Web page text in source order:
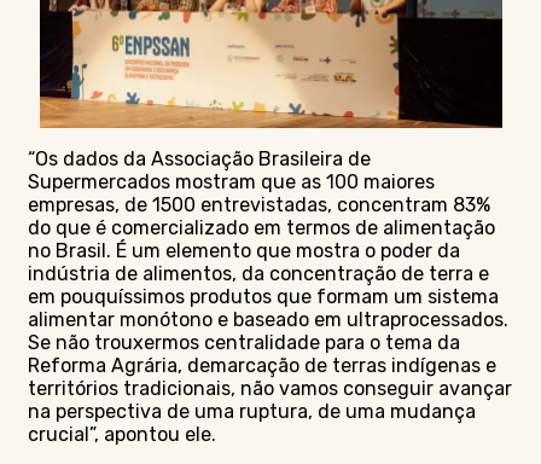
“Os dados da Associação Brasileira de
Supermercados mostram que as 100 maiores
empresas, de 1500 entrevistadas, concentram 83%
do que é comercializado em termos de alimentação
no Brasil. É um elemento que mostra o poder da
indústria de alimentos, da concentração de terra e
em pouquíssimos produtos que formam um sistema
alimentar monótono e baseado em ultraprocessados.
Se não trouxermos centralidade para o tema da
Reforma Agrária, demarcação de terras indígenas e
territórios tradicionais, não vamos conseguir avançar
na perspectiva de uma ruptura, de uma mudança
crucial”, apontou ele.